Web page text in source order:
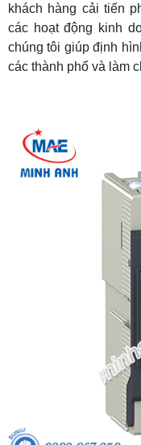
khách hàng cải tiến
các hoạt động kinh
chúng tôi giúp định
các thành phố và làm